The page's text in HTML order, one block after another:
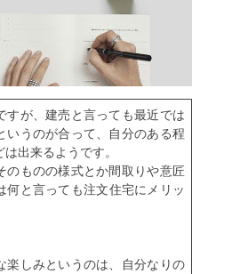
すが、建売と言っても最近では
いうのが合って、自分のある程
出来るようです。
のものの様式とか間取りや意匠
何と言っても注文住宅にメリッ
楽しみというのは、自分なりの